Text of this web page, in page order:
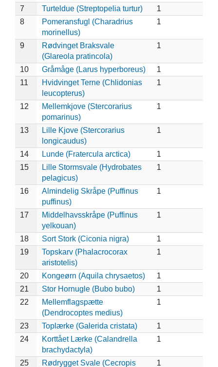
7 Turteldue (Streptopelia turtur)
1
8
Pomeransfugl (Charadrius
morinellus)
1
9
Rødvinget Braksvale
(Glareola pratincola)
1
10 Gråmåge (Larus hyperboreus)
1
11
Hvidvinget Terne (Chlidonias
leucopterus)
1
12
Mellemkjove (Stercorarius
pomarinus)
1
13
Lille Kjove (Stercorarius
longicaudus)
1
14 Lunde (Fratercula arctica)
1
15
Lille Stormsvale (Hydrobates
pelagicus)
1
16
Almindelig Skråpe (Puffinus
puffinus)
1
17
Middelhavsskråpe (Puffinus
yelkouan)
1
18 Sort Stork (Ciconia nigra)
1
19
Topskarv (Phalacrocorax
aristotelis)
1
20 Kongeørn (Aquila chrysaetos)
1
21
Stor Hornugle (Bubo bubo)
1
22
Mellemflagspætte
(Dendrocoptes medius)
1
23 Toplærke (Galerida cristata)
1
24
Korttået Lærke (Calandrella
brachydactyla)
1
25 Rødrygget Svale (Cecropis 1